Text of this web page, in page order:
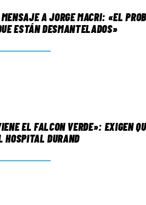
MENSAJE A JORGE MACRI: «EL
ESTÁN DESMANTELADOS»
EL FALCON VERDE»: EXIGEN
HOSPITAL DURAND